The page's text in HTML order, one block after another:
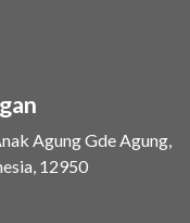
Agung Gde Agung,
12950